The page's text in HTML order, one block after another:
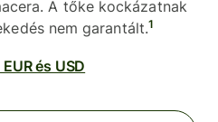
A tőke kockázatnak
nem garantált.1
EUR és USD